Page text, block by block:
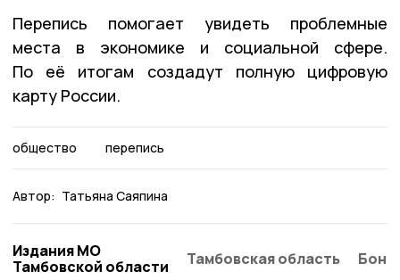
Перепись помогает увидеть проблемные
места в экономике и социальной сфере.
По её итогам создадут полную цифровую
карту России.
общество перепись
Автор: Татьяна Саяпина
Издания МО
Тамбовской области
Тамбовская область